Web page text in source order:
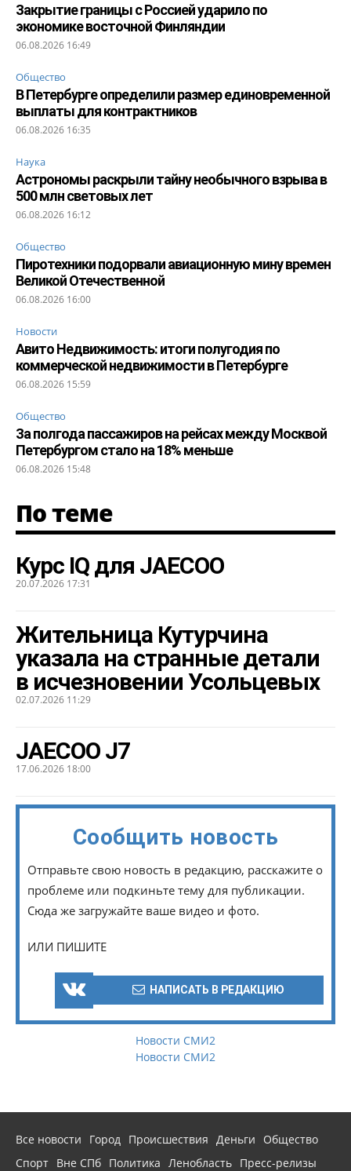
Закрытие границы с Россией ударило по
экономике восточной Финляндии
06.08.2026 16:49
Общество
В Петербурге определили размер единовременной
выплаты для контрактников
06.08.2026 16:35
Наука
Астрономы раскрыли тайну необычного взрыва в
500 млн световых лет
06.08.2026 16:12
Общество
Пиротехники подорвали авиационную мину времен
Великой Отечественной
06.08.2026 16:00
Новости
Авито Недвижимость: итоги полугодия по
коммерческой недвижимости в Петербурге
06.08.2026 15:59
Общество
За полгода пассажиров на рейсах между Москвой
Петербургом стало на 18% меньше
06.08.2026 15:48
По теме
Курс IQ для JAECOO
20.07.2026 17:31
Жительница Кутурчина
указала на странные детали
в исчезновении Усольцевых
02.07.2026 11:29
JAECOO J7
17.06.2026 18:00
Сообщить новость
Отправьте свою новость в редакцию, расскажите о
проблеме или подкиньте тему для публикации.
Сюда же загружайте ваше видео и фото.
ИЛИ ПИШИТЕ
НАПИСАТЬ В РЕДАКЦИЮ
Новости СМИ2
Новости СМИ2
Все новости Город Происшествия Деньги
Общество
Спорт Вне СПб Политика Ленобласть Пресс-релизы